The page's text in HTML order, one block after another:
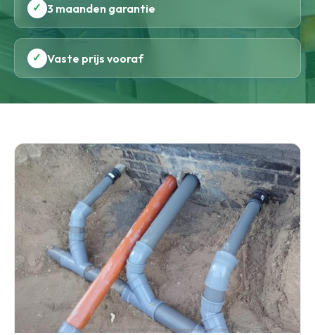
✓ 3 maanden garantie
✓ Vaste prijs vooraf